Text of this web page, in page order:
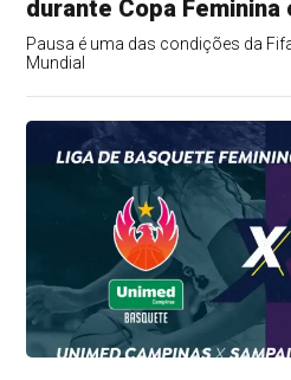
durante Copa Feminina
Pausa é uma das condições da
Mundial